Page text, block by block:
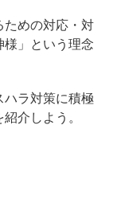
ための対応・対
」という理念
ハラ対策に積極
介しよう。